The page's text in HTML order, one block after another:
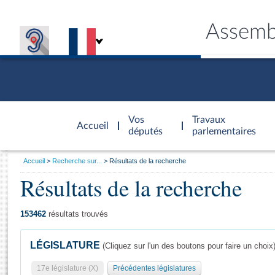
Accueil
d'accueil
Vos
députés
Travaux
parlementaires
Général
Vous
Accueil Recherche sur... Résultats de la recherche
Résultats de la recherche
153462 résultats trouvés
LÉGISLATURE (Cliquez sur l'un des boutons pour faire un choix)
17e législature (X) Précédentes législatures